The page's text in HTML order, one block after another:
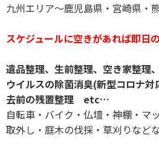
九州エリア～鹿児島県・宮崎県・
スケジュールに空きがあれば即日
遺品整理、生前整理、空き家整理
ウイルスの除菌消臭(新型コロナ
去前の残置整理 etc…
自転車・バイク・仏壇・神棚・マ
取外し・庭木の伐採・草刈りなど